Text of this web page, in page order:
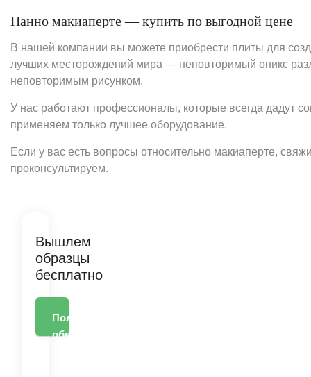
Панно макиаперте — купить по выгодной цене
В нашей компании вы можете приобрести плиты для
лучших месторождений мира — неповторимый оникс
неповторимым рисунком.
У нас работают профессионалы, которые всегда дадут
применяем только лучшее оборудование.
Если у вас есть вопросы относительно макиаперте,
проконсультируем.
Вышлем
образцы
бесплатно
Получить
образец